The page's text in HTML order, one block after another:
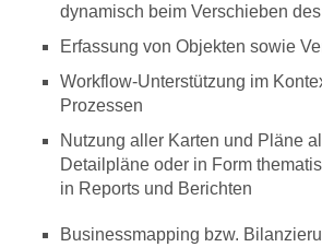
dynamisch beim Verschieben
Erfassung von Objekten sowie
Workflow-Unterstützung im
Prozessen
Nutzung aller Karten und Pläne
Detailpläne oder in Form
in Reports und Berichten
Businessmapping bzw.